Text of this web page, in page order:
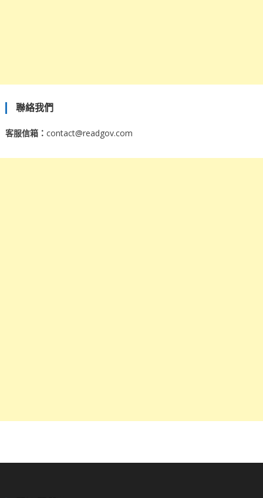
聯絡我們
客服信箱： contact@readgov.com